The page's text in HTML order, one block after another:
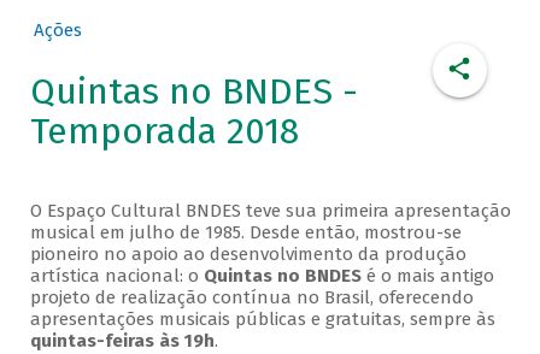
Ações
Quintas no BNDES -
Temporada 2018
O Espaço Cultural BNDES teve sua primeira apresentação
musical em julho de 1985. Desde então, mostrou-se
pioneiro no apoio ao desenvolvimento da produção
artística nacional: o Quintas no BNDESé o mais antigo
projeto de realização contínua no Brasil, oferecendo
apresentações musicais públicas e gratuitas, sempre às
quintas-feiras às 19h.